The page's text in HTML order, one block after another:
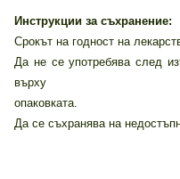
Инструкции за съхранение:
Срокът на годност на
Да не се употребява след
върху
опаковката.
Да се съхранява на